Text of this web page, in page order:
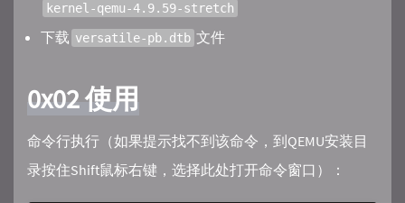
kernel-qemu-4.9.59-stretch
下载 versatile-pb.dtb 文件
0x02 使用
命令行执行（如果提示找不到该命令，到QEMU安装目
录按住Shift鼠标右键，选择此处打开命令窗口）：